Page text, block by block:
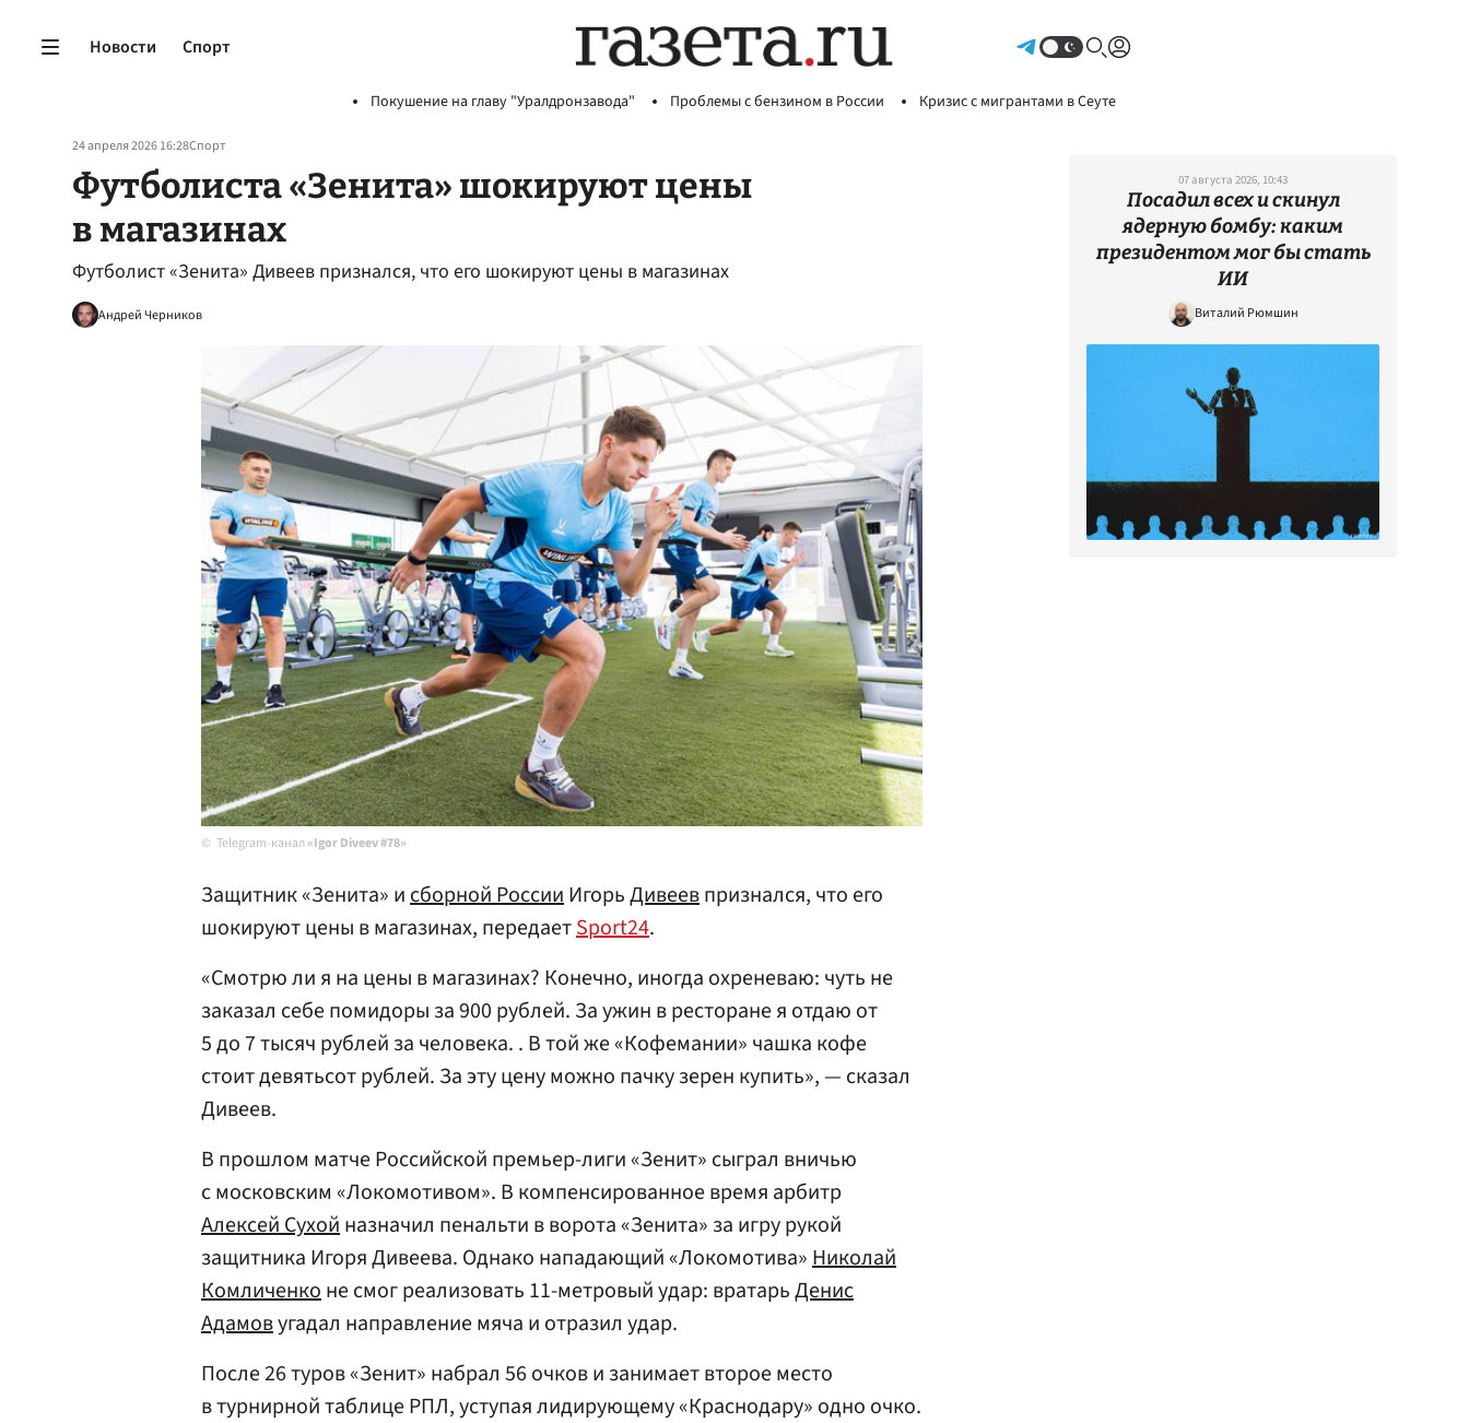
Новости Спорт
Покушение на главу "Уралдронзавода" Проблемы с бензином в России Кризис с мигрантами в Сеуте
24 апреля 2026 16:28Спорт
Футболиста «Зенита» шокируют цены
в магазинах
Футболист «Зенита» Дивеев признался, что его шокируют цены в магазинах
Андрей Черников
Telegram-канал«Igor Diveev #78»
Защитник «Зенита» исборной РоссииИгорьДивеевпризнался, что его
шокируют цены в магазинах, передаетSport24.
«Смотрю ли я на цены в магазинах? Конечно, иногда охреневаю: чуть не
заказал себе помидоры за 900 рублей. За ужин в ресторане я отдаю от
5 до 7 тысяч рублей за человека. . В той же «Кофемании» чашка кофе
стоит девятьсот рублей. За эту цену можно пачку зерен купить», — сказал
Дивеев.
В прошлом матче Российской премьер-лиги «Зенит» сыграл вничью
с московским «Локомотивом». В компенсированное время арбитр
Алексей Сухойназначил пенальти в ворота «Зенита» за игру рукой
защитника Игоря Дивеева. Однако нападающий «Локомотива»Николай
Комличенконе смог реализовать 11-метровый удар: вратарьДенис
Адамовугадал направление мяча и отразил удар.
После 26 туров «Зенит» набрал 56 очков и занимает второе место
в турнирной таблице РПЛ, уступая лидирующему «Краснодару» одно очко.
07 августа 2026, 10:43
Посадил всех и скинул
ядерную бомбу: каким
президентом мог бы стать
ИИ
Виталий Рюмшин